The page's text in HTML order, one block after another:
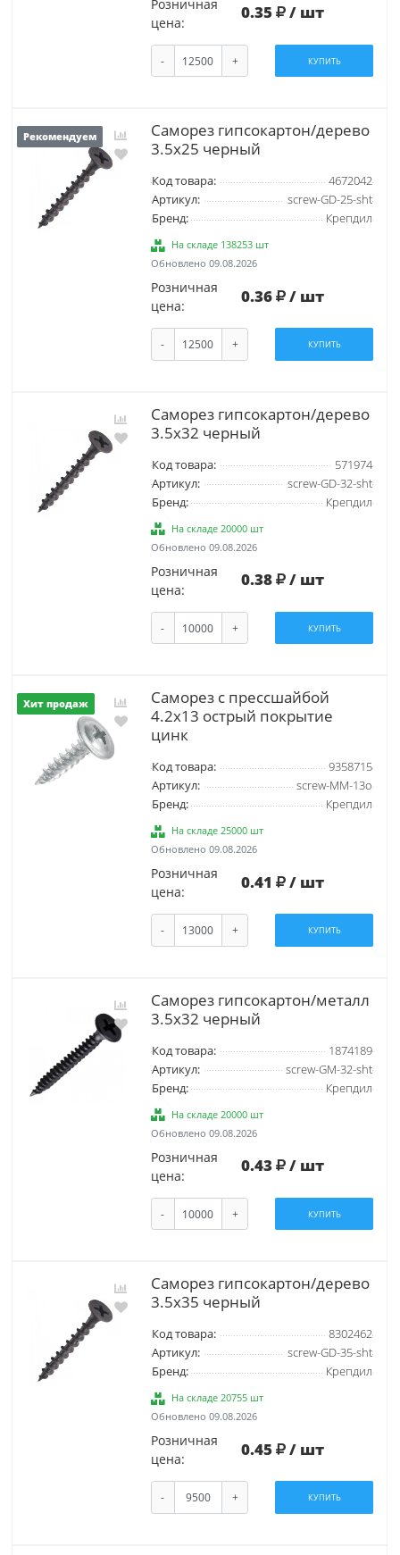
Розничная
цена:
0.35 / шт
- + КУПИТЬ
Рекомендуем
Саморез гипсокартон/дерево
3.5х25 черный
Код товара:
4672042
Артикул:
screw-GD-25-sht
Бренд:
Крепдил
На складе 138253 шт
Обновлено 09.08.2026
Розничная
цена:
0.36 / шт
- + КУПИТЬ
Саморез гипсокартон/дерево
3.5х32 черный
Код товара:
571974
Артикул:
screw-GD-32-sht
Бренд:
Крепдил
На складе 20000 шт
Обновлено 09.08.2026
Розничная
цена:
0.38 / шт
- + КУПИТЬ
Хит продаж
Саморез с прессшайбой
4.2х13 острый покрытие
цинк
Код товара:
9358715
Артикул:
screw-MM-13o
Бренд:
Крепдил
На складе 25000 шт
Обновлено 09.08.2026
Розничная
цена:
0.41 / шт
- + КУПИТЬ
Саморез гипсокартон/металл
3.5х32 черный
Код товара:
1874189
Артикул:
screw-GM-32-sht
Бренд:
Крепдил
На складе 20000 шт
Обновлено 09.08.2026
Розничная
цена:
0.43 / шт
- + КУПИТЬ
Саморез гипсокартон/дерево
3.5х35 черный
Код товара:
8302462
Артикул:
screw-GD-35-sht
Бренд:
Крепдил
На складе 20755 шт
Обновлено 09.08.2026
Розничная
цена:
0.45 / шт
- + КУПИТЬ